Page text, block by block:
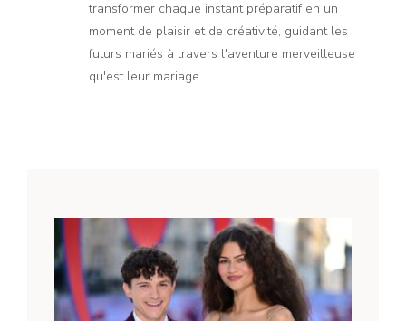
transformer chaque instant préparatif en un
moment de plaisir et de créativité, guidant les
futurs mariés à travers l'aventure merveilleuse
qu'est leur mariage.